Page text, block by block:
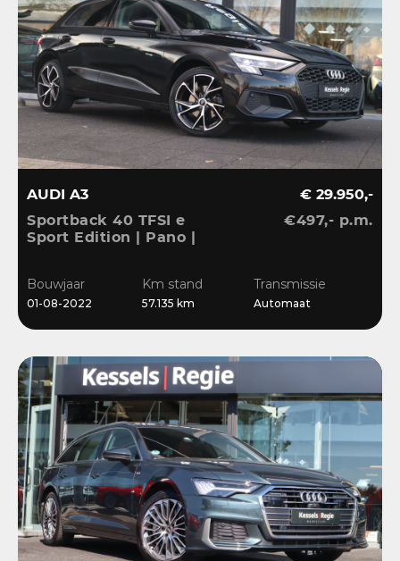
AUDI A3
Sportback 40 TFSI e
Sport Edition | Pano |
Stoelverwarming
€ 29.950,-
€497,- p.m.
Bouwjaar
01-08-2022
Km stand
57.135 km
Transmissie
Automaat